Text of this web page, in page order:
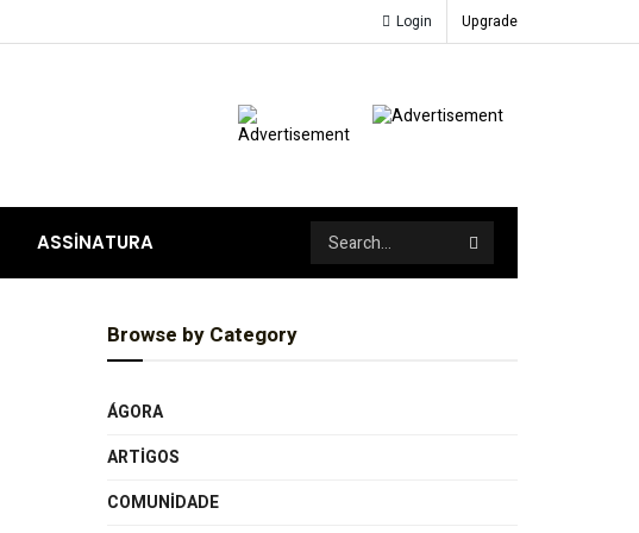
Login Upgrade
ASSINATURA
Browse by Category
ÁGORA
ARTIGOS
COMUNIDADE